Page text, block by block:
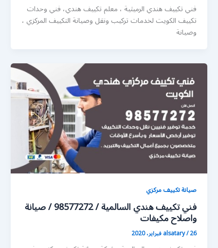
فني تكييف هندي الرميثية ، معلم تكييف هندي، فني وحدات
تكييف الكويت لخدمات تركيب ونقل وصيانة التكييف المركزي ،
وصيانة
صيانة تكييف مركزي
فني تكييف هندي السالمية / 98577272 / صيانة
واصلاح مكيفات
alsatary/26 فبراير، 2020